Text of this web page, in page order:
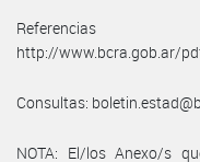
http://www.bcra.gob.ar/
Consultas:
NOTA: El/los Anexo/s